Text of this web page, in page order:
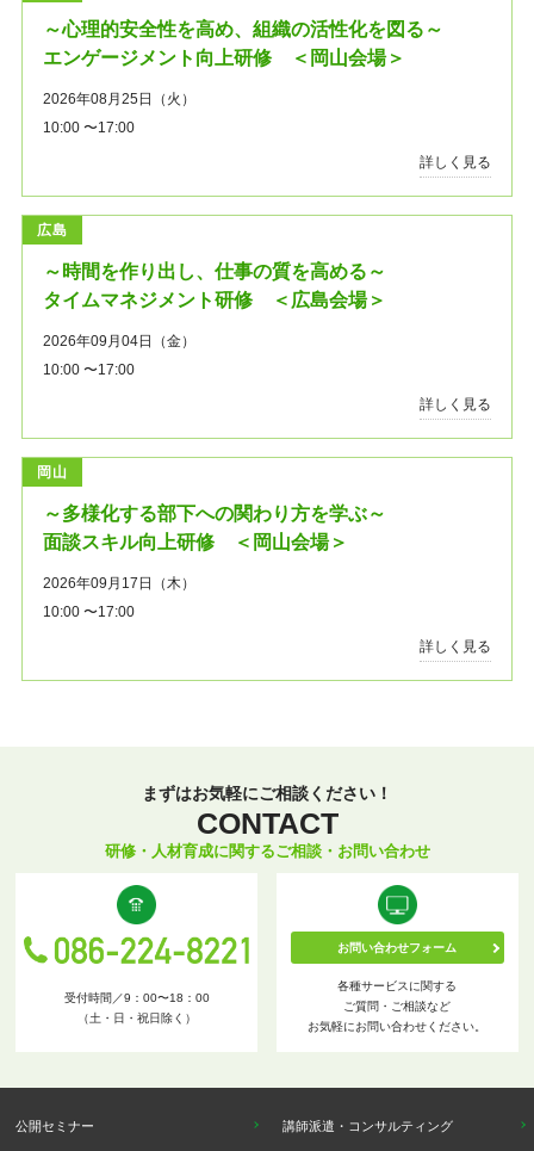
～心理的安全性を高め、組織の活性化を図る～
エンゲージメント向上研修 ＜岡山会場＞
2026年08月25日（火）
10:00 〜17:00
詳しく見る
広島
～時間を作り出し、仕事の質を高める～
タイムマネジメント研修 ＜広島会場＞
2026年09月04日（金）
10:00 〜17:00
詳しく見る
岡山
～多様化する部下への関わり方を学ぶ～
面談スキル向上研修 ＜岡山会場＞
2026年09月17日（木）
10:00 〜17:00
詳しく見る
まずはお気軽にご相談ください！
CONTACT
研修・人材育成に関するご相談・お問い合わせ
受付時間／9：00〜18：00
（土・日・祝日除く）
お問い合わせフォーム
各種サービスに関する
ご質問・ご相談など
お気軽にお問い合わせください。
公開セミナー 講師派遣・コンサルティング